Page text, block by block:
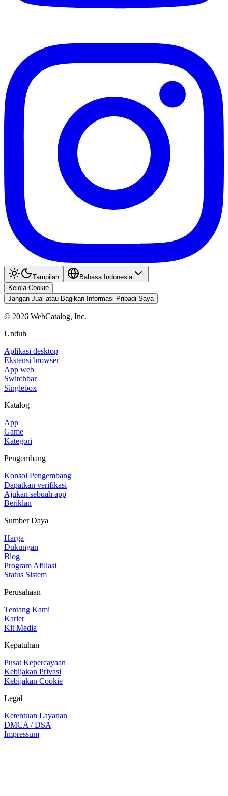
Tampilan
Bahasa Indonesia
Kelola Cookie
Jangan Jual atau Bagikan Informasi Pribadi Saya
© 2026 WebCatalog, Inc.
Unduh
Aplikasi desktop
Ekstensi browser
App web
Switchbar
Singlebox
Katalog
App
Game
Kategori
Pengembang
Konsol Pengembang
Dapatkan verifikasi
Ajukan sebuah app
Beriklan
Sumber Daya
Harga
Dukungan
Blog
Program Afiliasi
Status Sistem
Perusahaan
Tentang Kami
Karier
Kit Media
Kepatuhan
Pusat Kepercayaan
Kebijakan Privasi
Kebijakan Cookie
Legal
Ketentuan Layanan
DMCA / DSA
Impressum